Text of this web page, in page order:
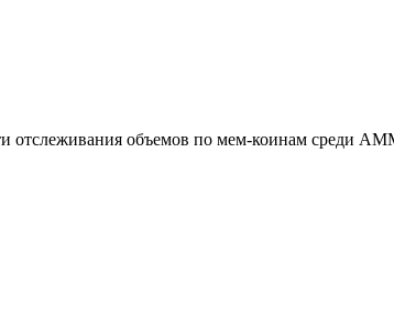
отслеживания объемов по мем-коинам среди